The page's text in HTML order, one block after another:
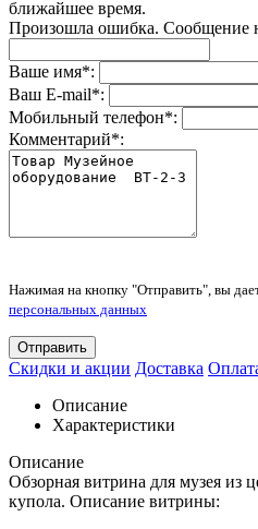
ближайшее время.
Произошла ошибка. Сообщение
Ваше имя*:
Ваш E-mail*:
Мобильный телефон*:
Комментарий*:
Нажимая на кнопку "Отправить", вы
персональных данных
Отправить
Скидки и акции Доставка
Описание
Характеристики
Описание
Обзорная витрина для музея из
купола. Описание витрины: